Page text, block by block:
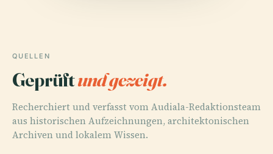
QUELLEN
Geprüftund gezeigt.
Recherchiert und verfasst vom Audiala-Redaktionsteam
aus historischen Aufzeichnungen, architektonischen
Archiven und lokalem Wissen.